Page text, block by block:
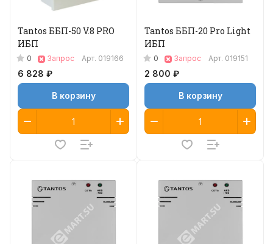
Tantos ББП-50 V.8 PRO
ИБП
0 Запрос Арт. 019166
6 828 ₽
В корзину
Tantos ББП-20 Pro Light
ИБП
0 Запрос Арт. 019151
2 800 ₽
В корзину